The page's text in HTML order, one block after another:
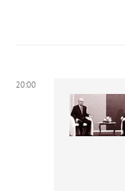
20:00